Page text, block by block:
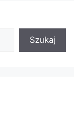
Szukaj